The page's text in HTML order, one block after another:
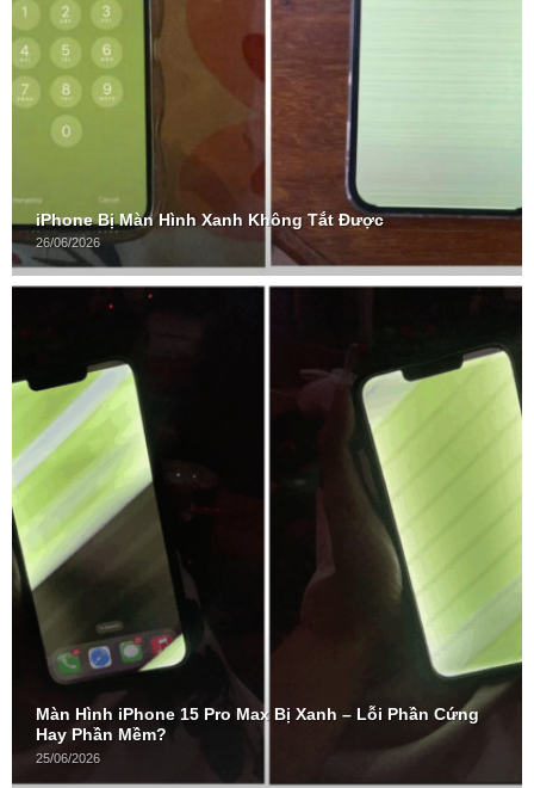
iPhone Bị Màn Hình Xanh Không Tắt Được
26/06/2026
Màn Hình iPhone 15 Pro Max Bị Xanh – Lỗi Phần Cứng
Hay Phần Mềm?
25/06/2026